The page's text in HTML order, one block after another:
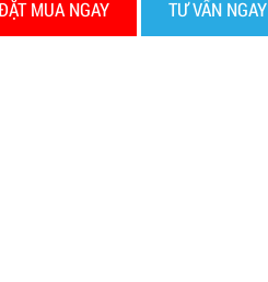
MUA NGAY TƯ VẤN NGAY